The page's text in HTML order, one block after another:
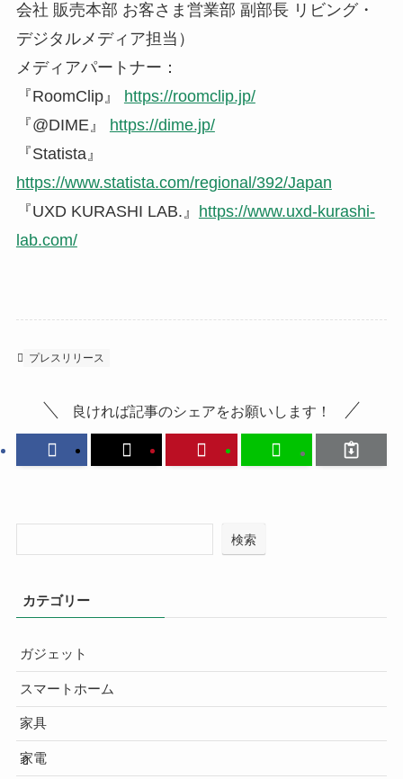
会社 販売本部 お客さま営業部 副部長 リビング・
デジタルメディア担当）
メディアパートナー：
『RoomClip』
https://roomclip.jp/
『@DIME』
https://dime.jp/
『Statista』
https://www.statista.com/regional/392/Japan
『UXD KURASHI LAB.』
https://www.uxd-kurashi-
lab.com/
プレスリリース
良ければ記事のシェアをお願いします！
検索
カテゴリー
ガジェット
スマートホーム
家具
家電